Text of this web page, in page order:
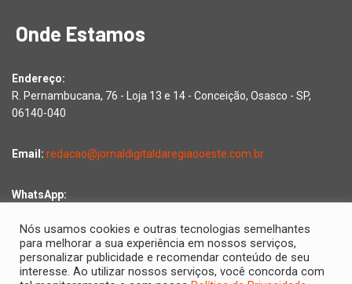
Onde Estamos
Endereço:
R. Pernambucana, 76 - Loja 13 e 14 - Conceição, Osasco - SP,
06140-040
Email: redacao@jornaldigitaldaregiaooeste.com.br
WhatsApp:
Copyright © 2026 Jornal Digital da Região Oeste | Desenvolvido
Nós usamos cookies e outras tecnologias semelhantes
para melhorar a sua experiência em nossos serviços,
personalizar publicidade e recomendar conteúdo de seu
interesse. Ao utilizar nossos serviços, você concorda com